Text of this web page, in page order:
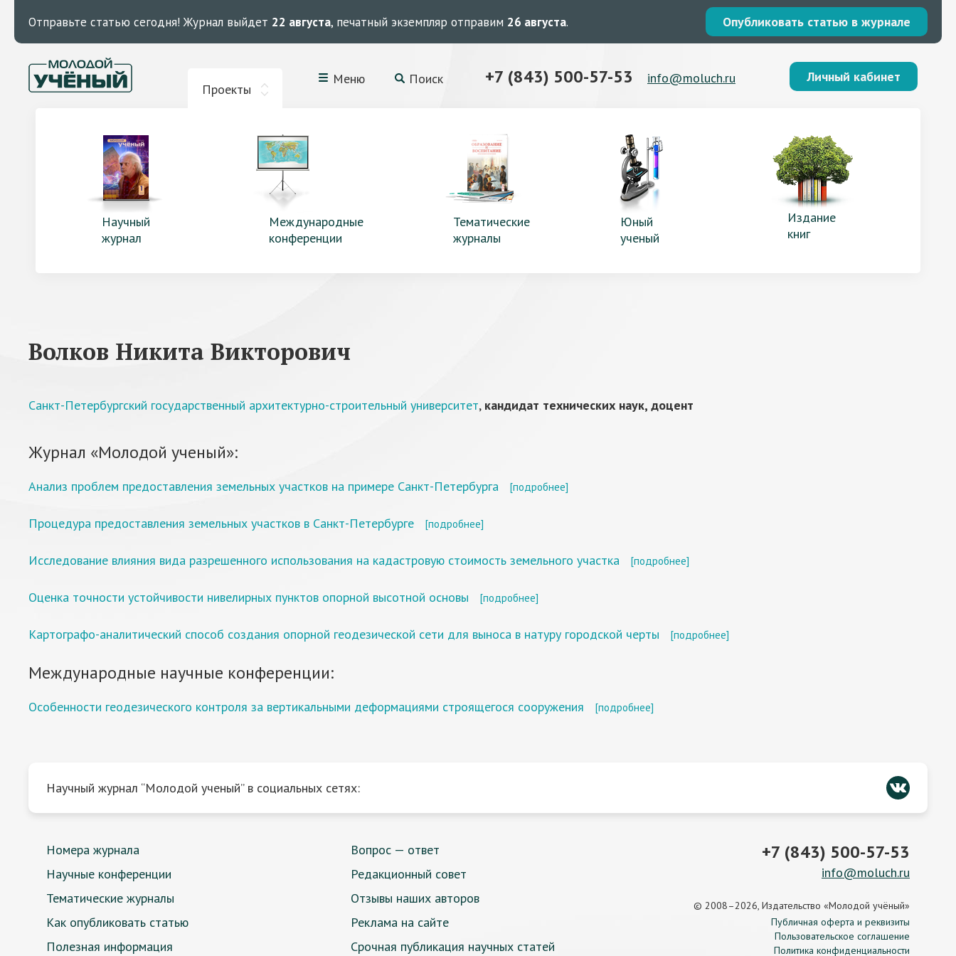
Отправьте статью сегодня! Журнал выйдет 22 августа, печатный экземпляр отправим 26 августа. Опубликовать статью в журнале
Проекты
Меню Поиск +7 (843) 500-57-53 info@moluch.ru Личный кабинет
Научный
журнал
Международные
конференции
Тематические
журналы
Юный
ученый
Издание
книг
Волков Никита Викторович
Санкт-Петербургский государственный архитектурно-строительный университет, кандидат технических наук, доцент
Журнал «Молодой ученый»:
Анализ проблем предоставления земельных участков на примере Санкт-Петербурга [подробнее]
Процедура предоставления земельных участков в Санкт-Петербурге [подробнее]
Исследование влияния вида разрешенного использования на кадастровую стоимость земельного участка [подробнее]
Оценка точности устойчивости нивелирных пунктов опорной высотной основы [подробнее]
Картографо-аналитический способ создания опорной геодезической сети для выноса в натуру городской черты [подробнее]
Международные научные конференции:
Особенности геодезического контроля за вертикальными деформациями строящегося сооружения [подробнее]
Научный журнал “Молодой ученый” в социальных сетях:
Номера журнала
Научные конференции
Тематические журналы
Как опубликовать статью
Полезная информация
Вопрос — ответ
Редакционный совет
Отзывы наших авторов
Реклама на сайте
Срочная публикация научных статей
+7 (843) 500-57-53
info@moluch.ru
© 2008–2026, Издательство «Молодой учёный»
Публичная оферта и реквизиты
Пользовательское соглашение
Политика конфиденциальности